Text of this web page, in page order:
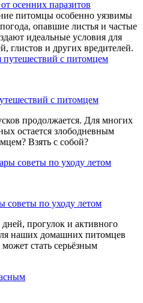
осенних паразитов
питомцы особенно уязвимы
опавшие листья и частые
идеальные условия для
глистов и других вредителей.
с питомцем
продолжается. Для многих
остается злободневным
Взять с собой?
советы по уходу летом
прогулок и активного
наших домашних питомцев
стать серьёзным